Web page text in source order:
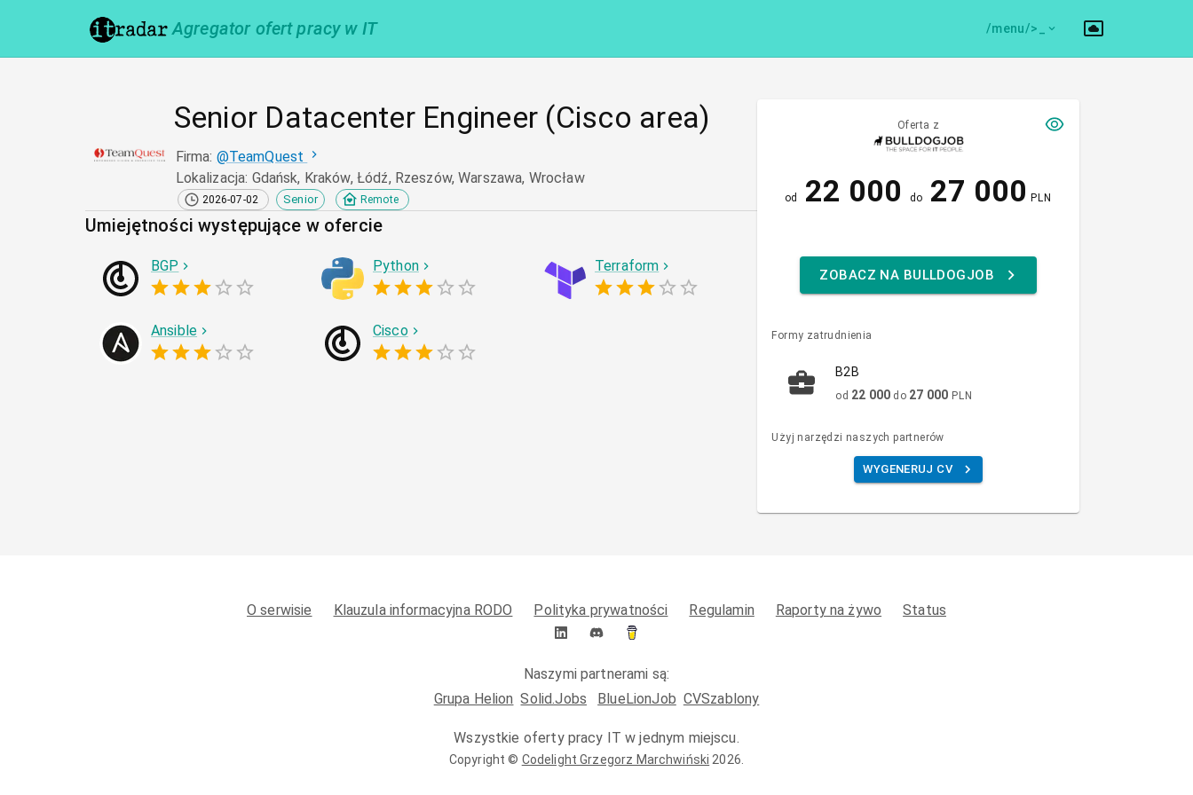
Agregator ofert pracy w IT /menu/>
Senior Datacenter Engineer (Cisco area)
Firma: @TeamQuest
Lokalizacja: Gdańsk, Kraków, Łódź, Rzeszów, Warszawa, Wrocław
2026-07-02 Senior Remote
Umiejętności występujące w ofercie
BGP Python Terraform
Ansible Cisco
Oferta z
od 22 000 do 27 000 PLN
ZOBACZ NA BULLDOGJOB
Formy zatrudnienia
B2B
od 22 000 do 27 000 PLN
Użyj narzędzi naszych partnerów
WYGENERUJ CV
O serwisie Klauzula informacyjna RODO Polityka prywatności Regulamin Raporty na żywo Status
Naszymi partnerami są:
Grupa Helion Solid.Jobs BlueLionJob CVSzablony
Wszystkie oferty pracy IT w jednym miejscu.
Copyright © Codelight Grzegorz Marchwiński 2026